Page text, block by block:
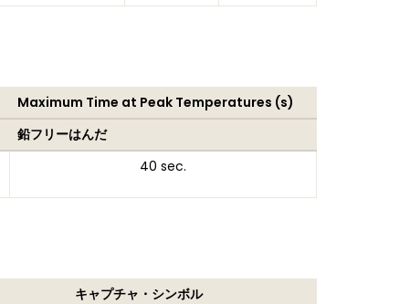
Maximum Time at Peak Temperatures (s)
鉛フリーはんだ
40 sec.
キャプチャ・シンボル